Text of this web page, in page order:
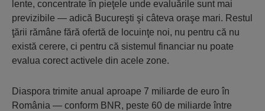
lente, concentrate în pieţele unde evaluările sunt mai
previzibile — adică Bucureşti şi câteva oraşe mari. Restul
ţării rămâne fără ofertă de locuinţe noi, nu pentru că nu
există cerere, ci pentru că sistemul financiar nu poate
evalua corect activele din acele zone.
Diaspora trimite anual aproape 7 miliarde de euro în
România — conform BNR, peste 60 de miliarde între